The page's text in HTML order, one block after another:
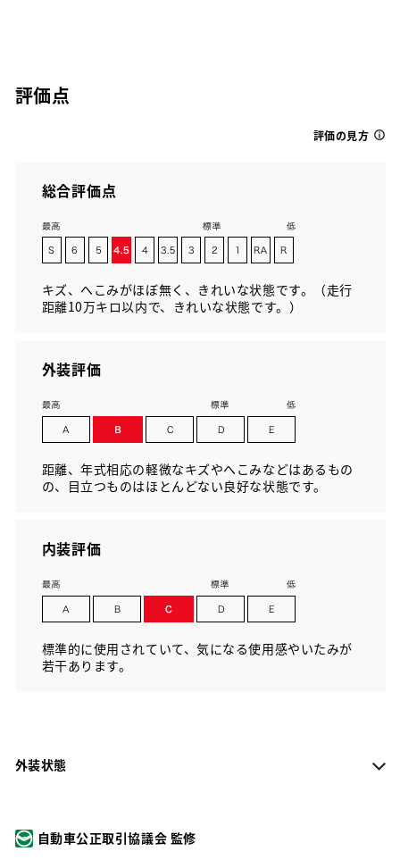
評価点
評価の見方
総合評価点
キズ、へこみがほぼ無く、きれいな状態です。（走行
距離10万キロ以内で、きれいな状態です。）
外装評価
距離、年式相応の軽微なキズやへこみなどはあるもの
の、目立つものはほとんどない良好な状態です。
内装評価
標準的に使用されていて、気になる使用感やいたみが
若干あります。
外装状態
自動車公正取引協議会 監修